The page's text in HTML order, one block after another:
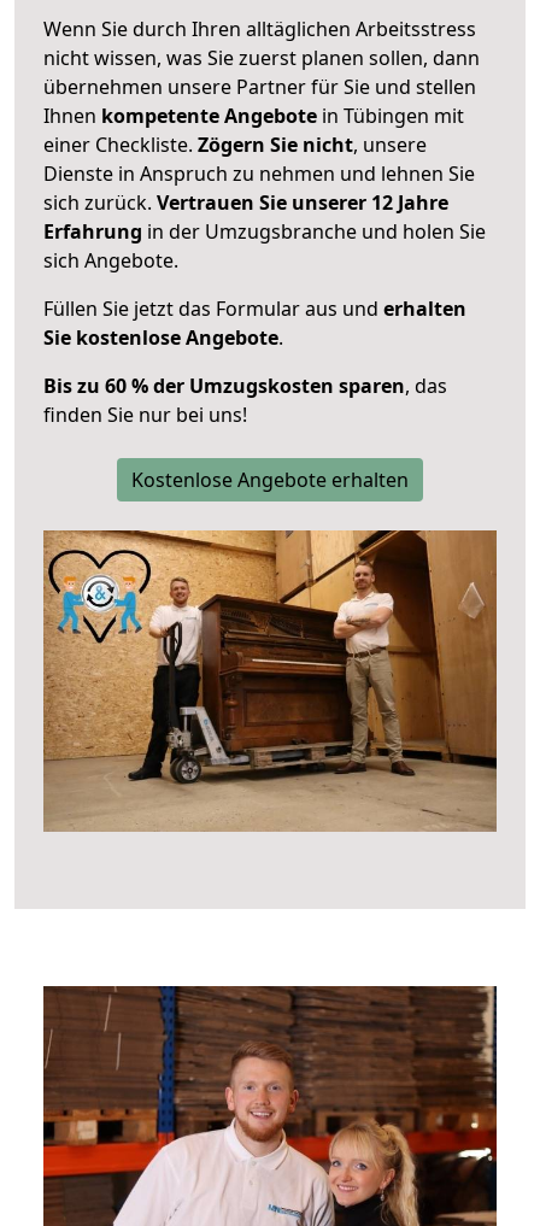
Wenn Sie durch Ihren alltäglichen Arbeitsstress
nicht wissen, was Sie zuerst planen sollen, dann
übernehmen unsere Partner für Sie und stellen
Ihnen kompetente Angebote in Tübingen mit
einer Checkliste. Zögern Sie nicht, unsere
Dienste in Anspruch zu nehmen und lehnen Sie
sich zurück. Vertrauen Sie unserer 12 Jahre
Erfahrung in der Umzugsbranche und holen Sie
sich Angebote.
Füllen Sie jetzt das Formular aus und erhalten
Sie kostenlose Angebote.
Bis zu 60 % der Umzugskosten sparen, das
finden Sie nur bei uns!
Kostenlose Angebote erhalten